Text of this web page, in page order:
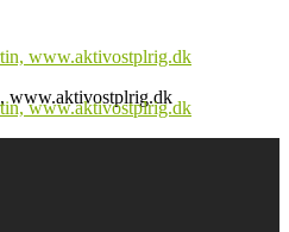
www.aktivostplrig.dk